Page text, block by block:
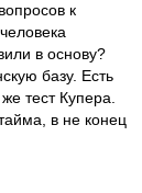
к
в основу?
базу. Есть
тест Купера.
в не конец